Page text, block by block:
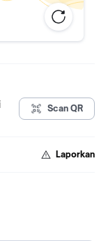
Scan QR
Laporkan